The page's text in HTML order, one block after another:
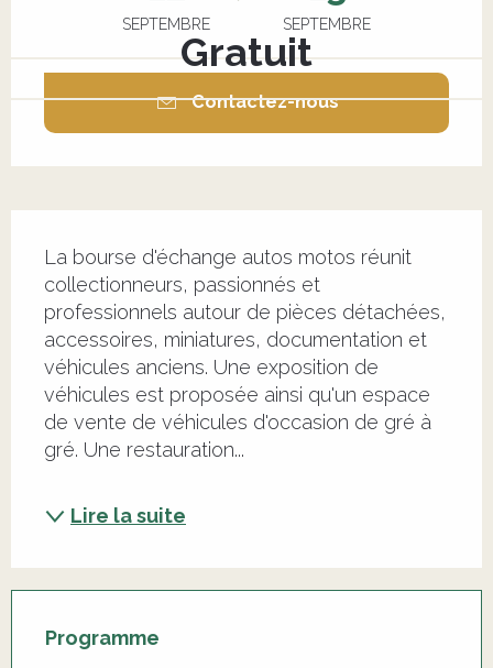
SEPTEMBRE SEPTEMBRE
Gratuit
Contactez-nous
La bourse d'échange autos motos réunit
collectionneurs, passionnés et
professionnels autour de pièces détachées,
accessoires, miniatures, documentation et
véhicules anciens. Une exposition de
véhicules est proposée ainsi qu'un espace
de vente de véhicules d'occasion de gré à
gré. Une restauration...
Lire la suite
Programme